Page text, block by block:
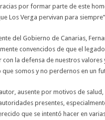
por formar parte de este
Los Verga pervivan para
del Gobierno de Canarias,
convencidos de que el
con la defensa de nuestros
somos y no perdernos en un
ausente por motivos de
presentes,
que se intentó hacer en